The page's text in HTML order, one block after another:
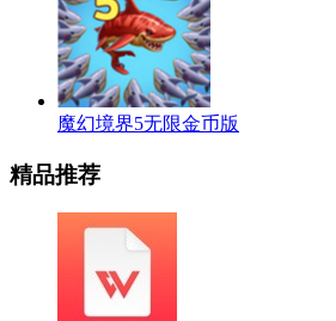
魔幻境界5无限金币版
精品推荐